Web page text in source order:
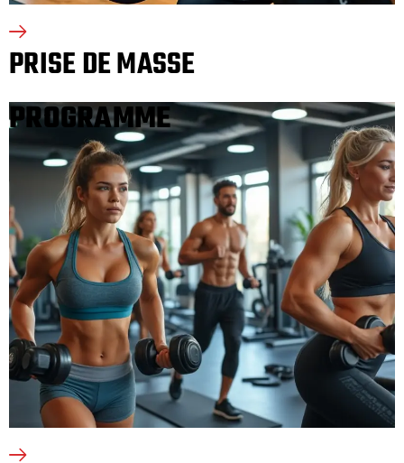
PRISE DE MASSE
PROGRAMME